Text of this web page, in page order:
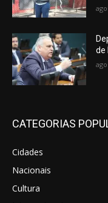
de
CATEGORIAS
Cidades
Nacionais
Cultura